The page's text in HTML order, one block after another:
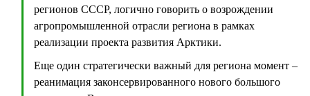
регионов СССР, логично говорить о возрождении
агропромышленной отрасли региона в рамках
реализации проекта развития Арктики.
Еще один стратегически важный для региона момент –
реанимация законсервированного нового большого